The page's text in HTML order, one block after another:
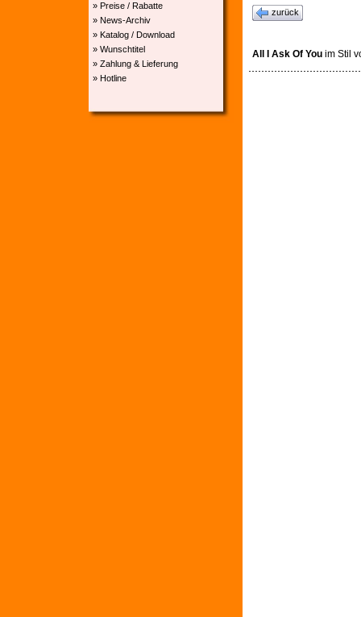
» Preise / Rabatte
» News-Archiv
» Katalog / Download
» Wunschtitel
» Zahlung & Lieferung
» Hotline
zurück
All I Ask Of You im Stil